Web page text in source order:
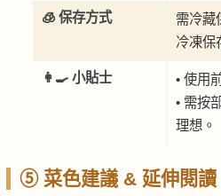
🧊 保存方式
需冷藏
冷凍保
👩‍🍳 小貼士
• 使用
• 需按
理想。
⑤ 菜色建議 & 延伸閱讀